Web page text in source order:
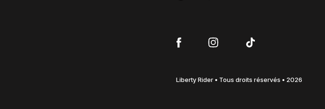
Liberty Rider • Tous droits réservés • 2026